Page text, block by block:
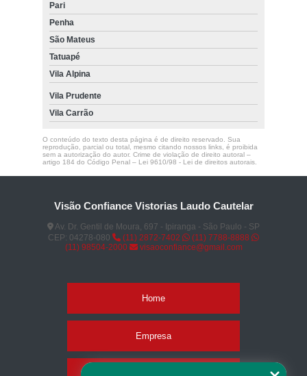
Pari
Penha
São Mateus
Tatuapé
Vila Alpina
Vila Prudente
Vila Carrão
O conteúdo do texto desta página é de direito reservado. Sua
reprodução, parcial ou total, mesmo citando nossos links, é proibida
sem a autorização do autor. Crime de violação de direito autoral –
artigo 184 do Código Penal – Lei 9610/98 - Lei de direitos autorais.
Visão Confiance Vistorias Laudo Cautelar
Av. Dr. Gentil de Moura, 697 - Ipiranga - São Paulo - SP
CEP: 04278-080
(11) 2872-7402
(11) 7788-8888
(11) 98504-2000
visaoconfiance@gmail.com
Home
Empresa